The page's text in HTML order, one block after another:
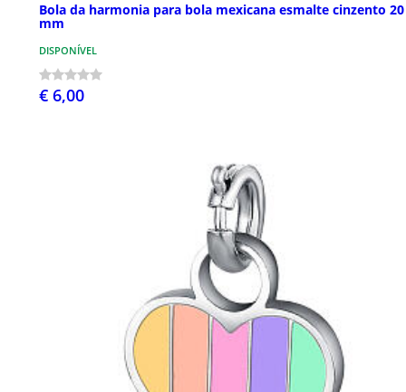
Bola da harmonia para bola mexicana esmalte cinzento 20
mm
DISPONÍVEL
€ 6,00